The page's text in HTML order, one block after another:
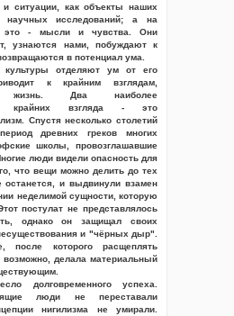
ситуации, как объекты наших
научных исследований; а на
это - мысли и чувства. Они
узнаются нами, побуждают к
в потенциал ума.
культуры отделяют ум от его
к крайним взглядам,
жизнь. Два наиболее
крайних взгляда - это
Спустя несколько столетий
древних греков многих
школы, провозглашавшие
люди видели опасность для
что вещи можно делить до тех
останется, и выдвинули взамен
неделимой сущности, которую
постулат не представлялось
однако он защищал своих
и "чёрных дыр".
после которого расщеплять
делала материальный
долговременного успеха.
люди не переставали
нигилизма не умирали.